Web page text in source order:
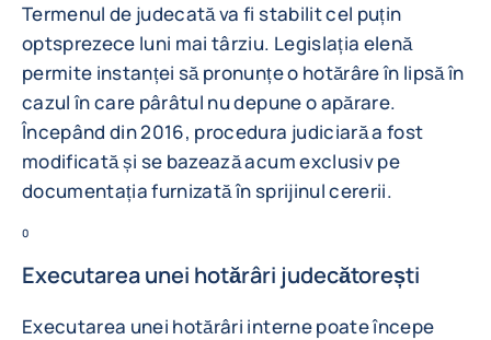
Termenul de judecată va fi stabilit cel puțin
optsprezece luni mai târziu. Legislația elenă
permite instanței să pronunțe o hotărâre în lipsă în
cazul în care pârâtul nu depune o apărare.
Începând din 2016, procedura judiciară a fost
modificată și se bazează acum exclusiv pe
documentația furnizată în sprijinul cererii.
0
Executarea unei hotărâri judecătorești
Executarea unei hotărâri interne poate începe